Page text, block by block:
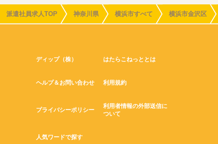
派遣社員求人TOP 神奈川県 横浜市すべて 横浜市金沢区
ディップ（株） はたらこねっととは
ヘルプ＆お問い合わせ 利用規約
プライバシーポリシー
利用者情報の外部送信に
ついて
人気ワードで探す